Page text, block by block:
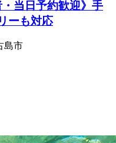
当日予約歓迎》手
ーも対応
島市